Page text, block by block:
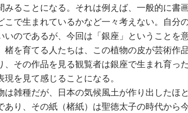
みることになる。それは例えば、一般的に書
こで生まれているかなど一々考えない。自分
いのであるが、今回は「銀座」ということを
を育てる人たちは、この植物の皮が芸術作
、その作品を見る観覧者は銀座で生まれ育っ
を見て感じることになる。
は雑種だが、日本の気候風土が作り出したほ
あり、その紙（楮紙）は聖徳太子の時代から